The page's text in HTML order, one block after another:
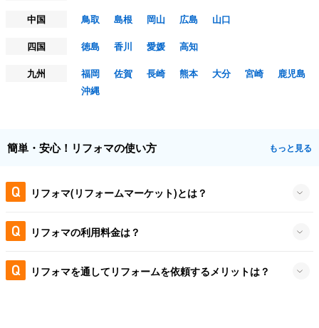
中国
鳥取 島根 岡山 広島
山口
四国
徳島 香川 愛媛
高知
九州
福岡 佐賀 長崎 熊本 大分 宮崎
鹿児島
沖縄
簡単・安心！リフォマの使い方 もっと見る
リフォマ(リフォームマーケット)とは？
リフォマの利用料金は？
リフォマを通してリフォームを依頼するメリットは？